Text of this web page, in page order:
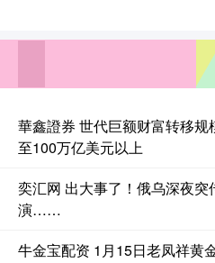
華鑫證券 世代巨额财富转移
至100万亿美元以上
奕汇网 出大事了！俄乌深夜
演……
牛金宝配资 1月15日老凤祥黄